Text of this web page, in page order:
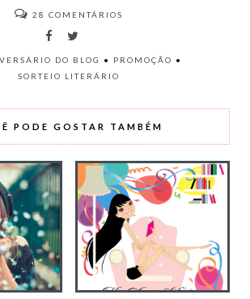
28 COMENTÁRIOS
DO BLOG • PROMOÇÃO •
SORTEIO LITERÁRIO
PODE GOSTAR TAMBÉM